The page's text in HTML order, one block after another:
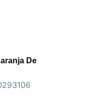
De